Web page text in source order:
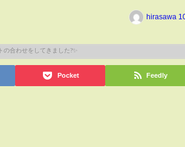
hirasawa
Pocket Feedly